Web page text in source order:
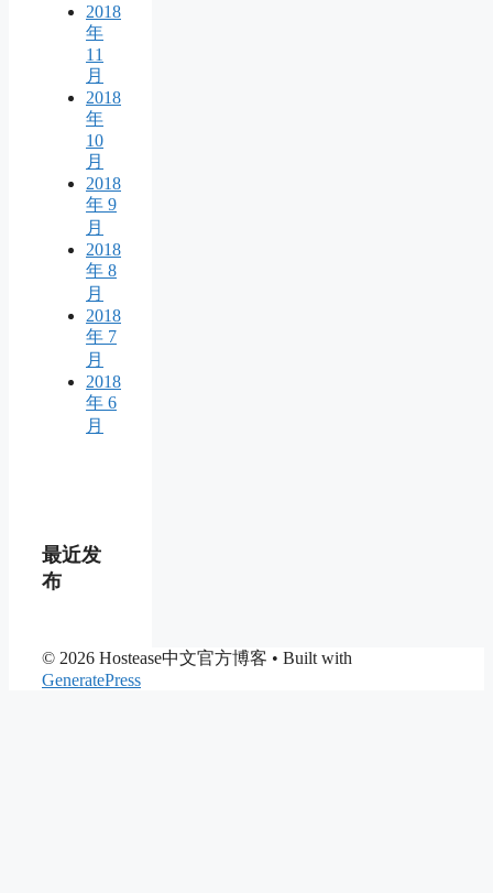
2018
年
11
月
2018
年
10
月
2018
年 9
月
2018
年 8
月
2018
年 7
月
2018
年 6
月
最近发
布
© 2026 Hostease中文官方博客 • Built with
GeneratePress